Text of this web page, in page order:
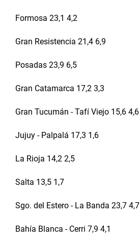
Formosa 23,1 4,2
Gran Resistencia 21,4 6,9
Posadas 23,9 6,5
Gran Catamarca 17,2 3,3
Gran Tucumán - Tafí Viejo 15,6 4,6
Jujuy - Palpalá 17,3 1,6
La Rioja 14,2 2,5
Salta 13,5 1,7
Sgo. del Estero - La Banda 23,7 4,7
Bahía Blanca - Cerri 7,9 4,1